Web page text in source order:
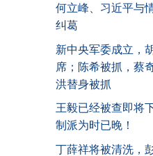
何立峰、习近平与
纠葛
新中央军委成立，
席；陈希被抓，蔡
洪替身被抓
王毅已经被查即将
制派为时已晚！
丁薛祥将被清洗，